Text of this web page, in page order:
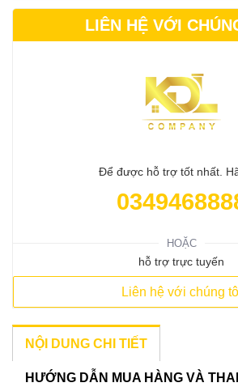
LIÊN HỆ VỚI
Để được hỗ trợ tốt nhất.
HOẶC
hỗ trợ trực tuyến
Liên hệ với chúng
NỘI DUNG CHI TIẾT
HƯỚNG DẪN MUA HÀNG VÀ